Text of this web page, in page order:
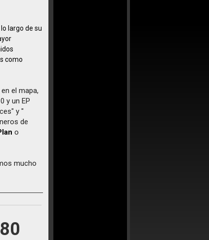
largo de su
como
el mapa,
y un EP
y "
de
o
mucho
80